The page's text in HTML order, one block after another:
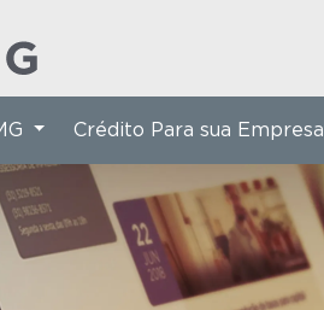
Crédito Para sua Empresa